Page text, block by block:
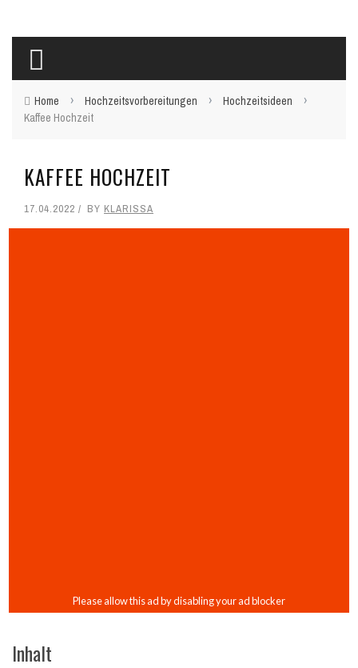
Home › Hochzeitsvorbereitungen › Hochzeitsideen ›
Kaffee Hochzeit
KAFFEE HOCHZEIT
17.04.2022 BY KLARISSA
Inhalt